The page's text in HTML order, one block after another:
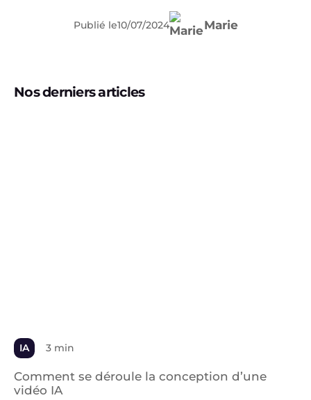
Publié le10/07/2024 Marie
Nos derniers articles
IA 3 min
Comment se déroule la conception d’une
vidéo IA